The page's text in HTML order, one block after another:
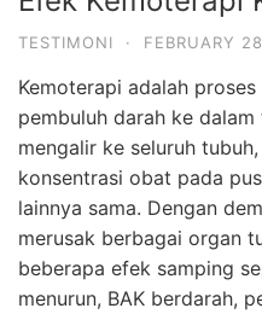
TESTIMONI · FEBRUARY
Kemoterapi adalah
pembuluh darah ke
mengalir ke seluruh
konsentrasi obat pada
lainnya sama. Dengan
merusak berbagai organ
beberapa efek samping
menurun, BAK berdarah,